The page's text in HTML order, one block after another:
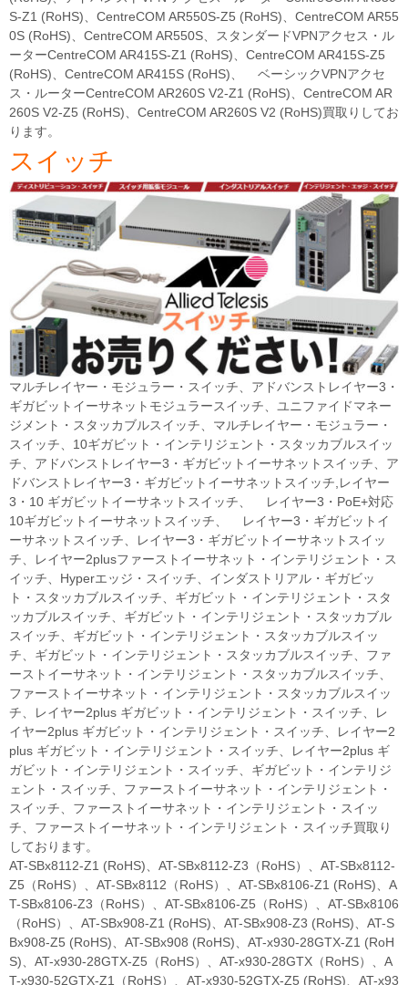
S-Z1 (RoHS)、CentreCOM AR550S-Z5 (RoHS)、CentreCOM AR55
0S (RoHS)、CentreCOM AR550S、スタンダードVPNアクセス・ル
ーターCentreCOM AR415S-Z1 (RoHS)、CentreCOM AR415S-Z5
(RoHS)、CentreCOM AR415S (RoHS)、 ベーシックVPNアクセ
ス・ルーターCentreCOM AR260S V2-Z1 (RoHS)、CentreCOM AR
260S V2-Z5 (RoHS)、CentreCOM AR260S V2 (RoHS)買取りしてお
ります。
スイッチ
マルチレイヤー・モジュラー・スイッチ、アドバンストレイヤー3・
ギガビットイーサネットモジュラースイッチ、ユニファイドマネー
ジメント・スタッカブルスイッチ、マルチレイヤー・モジュラー・
スイッチ、10ギガビット・インテリジェント・スタッカブルスイッ
チ、アドバンストレイヤー3・ギガビットイーサネットスイッチ、ア
ドバンストレイヤー3・ギガビットイーサネットスイッチ,レイヤー
3・10 ギガビットイーサネットスイッチ、 レイヤー3・PoE+対応
10ギガビットイーサネットスイッチ、 レイヤー3・ギガビットイ
ーサネットスイッチ、レイヤー3・ギガビットイーサネットスイッ
チ、レイヤー2plusファーストイーサネット・インテリジェント・ス
イッチ、Hyperエッジ・スイッチ、インダストリアル・ギガビッ
ト・スタッカブルスイッチ、ギガビット・インテリジェント・スタ
ッカブルスイッチ、ギガビット・インテリジェント・スタッカブル
スイッチ、ギガビット・インテリジェント・スタッカブルスイッ
チ、ギガビット・インテリジェント・スタッカブルスイッチ、ファ
ーストイーサネット・インテリジェント・スタッカブルスイッチ、
ファーストイーサネット・インテリジェント・スタッカブルスイッ
チ、レイヤー2plus ギガビット・インテリジェント・スイッチ、レ
イヤー2plus ギガビット・インテリジェント・スイッチ、レイヤー2
plus ギガビット・インテリジェント・スイッチ、レイヤー2plus ギ
ガビット・インテリジェント・スイッチ、ギガビット・インテリジ
ェント・スイッチ、ファーストイーサネット・インテリジェント・
スイッチ、ファーストイーサネット・インテリジェント・スイッ
チ、ファーストイーサネット・インテリジェント・スイッチ買取り
しております。
AT-SBx8112-Z1 (RoHS)、AT-SBx8112-Z3（RoHS）、AT-SBx8112-
Z5（RoHS）、AT-SBx8112（RoHS）、AT-SBx8106-Z1 (RoHS)、A
T-SBx8106-Z3（RoHS）、AT-SBx8106-Z5（RoHS）、AT-SBx8106
（RoHS）、AT-SBx908-Z1 (RoHS)、AT-SBx908-Z3 (RoHS)、AT-S
Bx908-Z5 (RoHS)、AT-SBx908 (RoHS)、AT-x930-28GTX-Z1 (RoH
S)、AT-x930-28GTX-Z5（RoHS）、AT-x930-28GTX（RoHS）、A
T-x930-52GTX-Z1（RoHS）、AT-x930-52GTX-Z5 (RoHS)、AT-x93